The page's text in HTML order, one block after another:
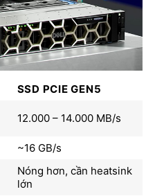
SSD PCIE GEN5
12.000 – 14.000 MB/s
~16 GB/s
Nóng hơn, cần heatsink
lớn